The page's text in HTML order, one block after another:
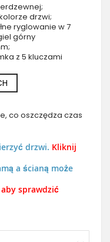
drzwi;
ryglowanie w 7
górny
z 5 kluczami
co oszczędza czas
drzwi. Kliknij
a ścianą może
sprawdzić